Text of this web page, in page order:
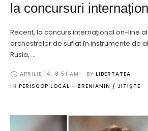
la concursuri
Recent, la concurs internațional on-line
orchestrelor de suflat în instrumente de
Rusia, …
APRILIE 14, 8:51 AM BY LIBERTATEA
IN PERISCOP LOCAL - ZRENIANIN / JITIŞTE